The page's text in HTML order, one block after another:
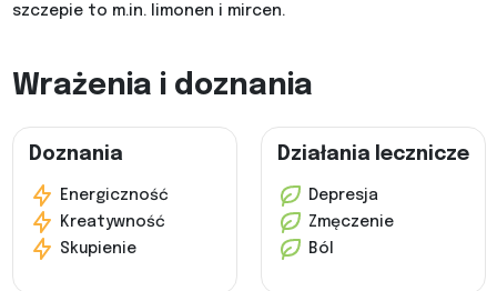
szczepie to m.in. limonen i mircen.
Wrażenia i doznania
Doznania
Energiczność
Kreatywność
Skupienie
Działania lecznicze
Depresja
Zmęczenie
Ból